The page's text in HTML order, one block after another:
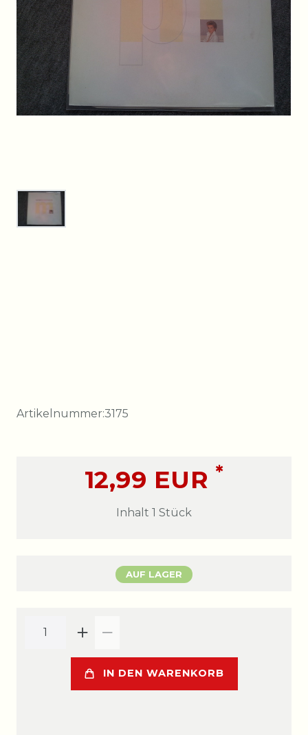
Artikelnummer:3175
12,99 EUR *
Inhalt 1 Stück
AUF LAGER
IN DEN WARENKORB